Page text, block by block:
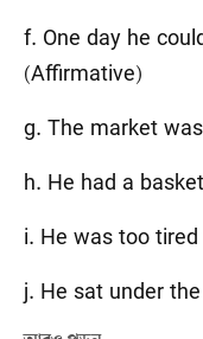
f. One day he
(Affirmative)
g. The market
h. He had a
i. He was too
j. He sat under